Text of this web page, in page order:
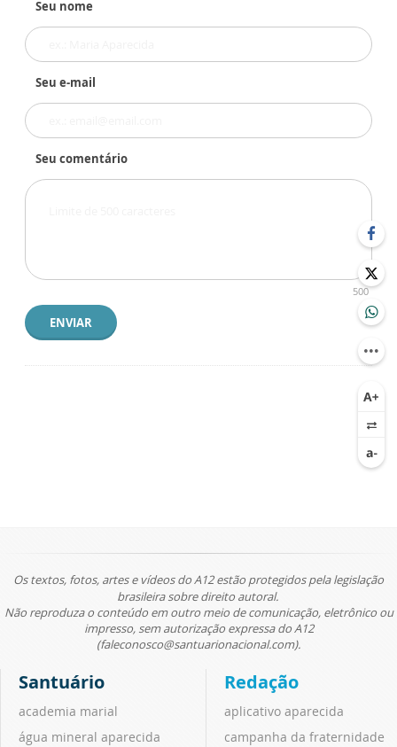
Seu nome
Seu e-mail
Seu comentário
500
ENVIAR
Os textos, fotos, artes e vídeos do A12 estão protegidos pela legislação
brasileira sobre direito autoral.
Não reproduza o conteúdo em outro meio de comunicação, eletrônico ou
impresso, sem autorização expressa do A12
(faleconosco@santuarionacional.com).
Santuário
academia marial
água mineral aparecida
Redação
aplicativo aparecida
campanha da fraternidade